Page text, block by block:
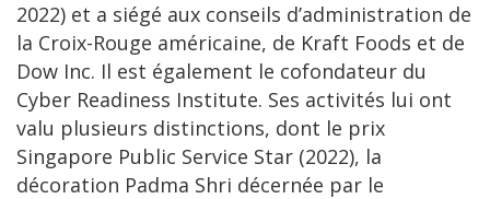
2022) et a siégé aux conseils d’administration de
la Croix-Rouge américaine, de Kraft Foods et de
Dow Inc. Il est également le cofondateur du
Cyber Readiness Institute. Ses activités lui ont
valu plusieurs distinctions, dont le prix
Singapore Public Service Star (2022), la
décoration Padma Shri décernée par le